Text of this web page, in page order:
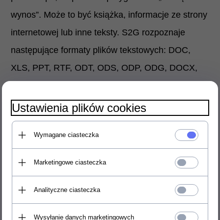
wynos”. Może to być książka, informacje ze strony
internetowej lub inne teksty. S2G rozpoznaje
następujące formaty plików tekstowych: DOC,
XLS, PPT, RTF, ODT, ODS, ODP, ODG, DOCX,
FODP, FODS, FODT, PDF, EML i HTML.
Poszerz funkcjonalność programu
kupującdodatkowe głosyIVONAalboVOCALIZER.
Parametry
Intuicyjny interfejs pozwala na dostosowanie
Ustawienia plików cookies
Wymagane ciasteczka
Marketingowe ciasteczka
Analityczne ciasteczka
Wysyłanie danych marketingowych